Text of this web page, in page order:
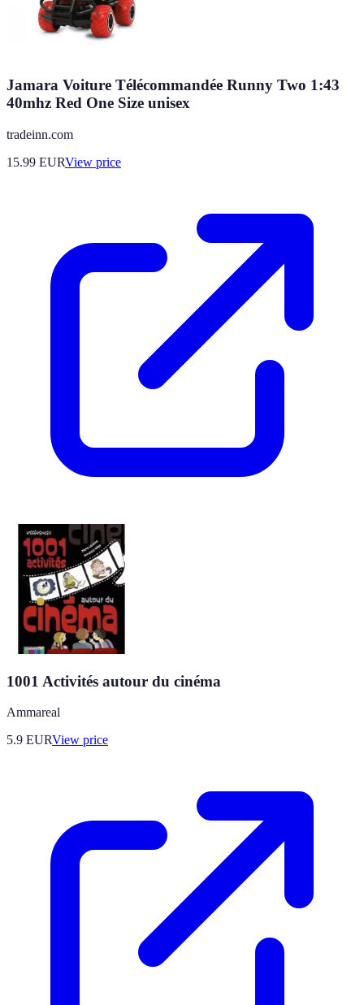
Jamara Voiture Télécommandée Runny Two 1:43
40mhz Red One Size unisex
tradeinn.com
15.99 EURView price
1001 Activités autour du cinéma
Ammareal
5.9 EURView price